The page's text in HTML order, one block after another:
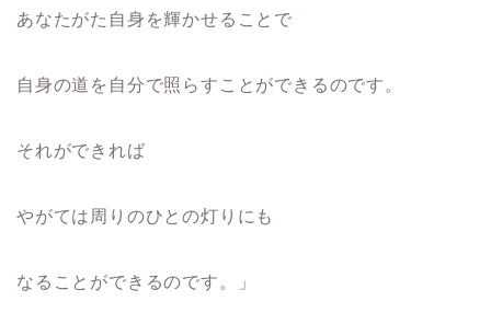
あなたがた自身を輝かせることで
自身の道を自分で照らすことができるのです。
それができれば
やがては周りのひとの灯りにも
なることができるのです。」